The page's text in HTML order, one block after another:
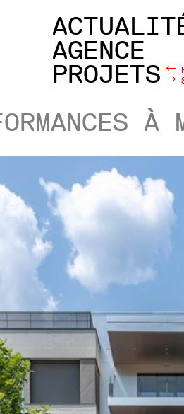
AGENCE
PROJETS
À